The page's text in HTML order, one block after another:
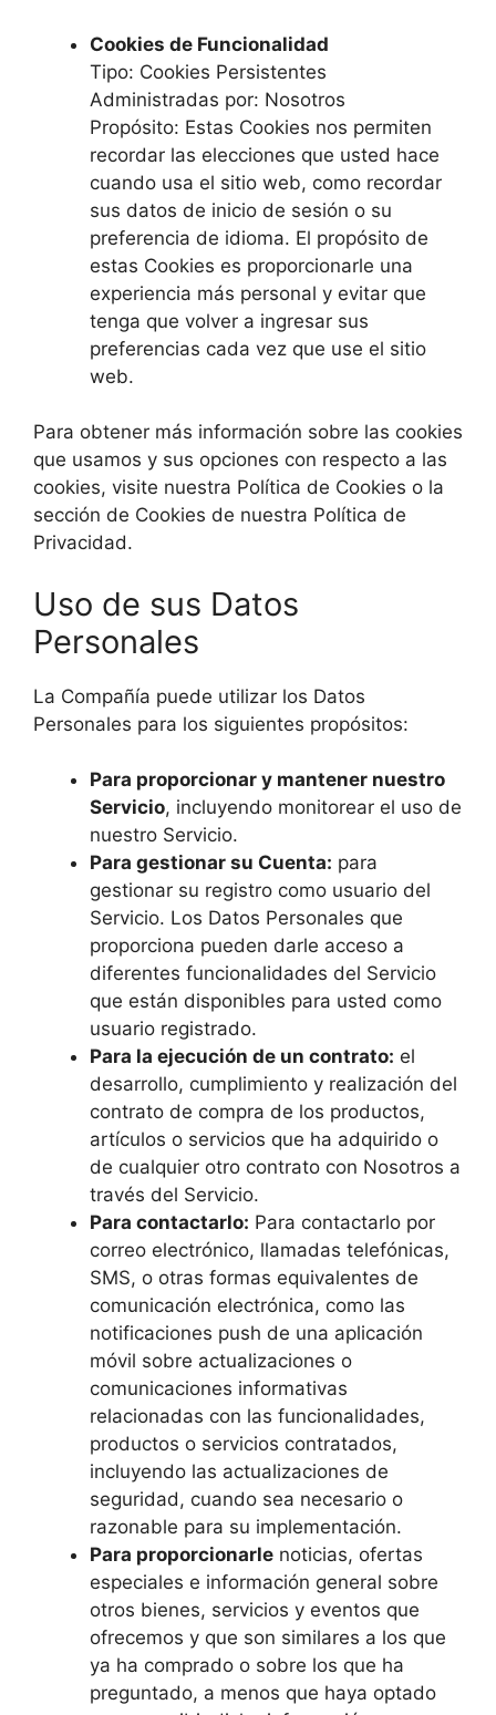
Cookies de Funcionalidad
Tipo: Cookies Persistentes
Administradas por: Nosotros
Propósito: Estas Cookies nos permiten
recordar las elecciones que usted hace
cuando usa el sitio web, como recordar
sus datos de inicio de sesión o su
preferencia de idioma. El propósito de
estas Cookies es proporcionarle una
experiencia más personal y evitar que
tenga que volver a ingresar sus
preferencias cada vez que use el sitio
web.
Para obtener más información sobre las cookies
que usamos y sus opciones con respecto a las
cookies, visite nuestra Política de Cookies o la
sección de Cookies de nuestra Política de
Privacidad.
Uso de sus Datos
Personales
La Compañía puede utilizar los Datos
Personales para los siguientes propósitos:
Para proporcionar y mantener nuestro
Servicio, incluyendo monitorear el uso de
nuestro Servicio.
Para gestionar su Cuenta: para
gestionar su registro como usuario del
Servicio. Los Datos Personales que
proporciona pueden darle acceso a
diferentes funcionalidades del Servicio
que están disponibles para usted como
usuario registrado.
Para la ejecución de un contrato: el
desarrollo, cumplimiento y realización del
contrato de compra de los productos,
artículos o servicios que ha adquirido o
de cualquier otro contrato con Nosotros a
través del Servicio.
Para contactarlo: Para contactarlo por
correo electrónico, llamadas telefónicas,
SMS, o otras formas equivalentes de
comunicación electrónica, como las
notificaciones push de una aplicación
móvil sobre actualizaciones o
comunicaciones informativas
relacionadas con las funcionalidades,
productos o servicios contratados,
incluyendo las actualizaciones de
seguridad, cuando sea necesario o
razonable para su implementación.
Para proporcionarle noticias, ofertas
especiales e información general sobre
otros bienes, servicios y eventos que
ofrecemos y que son similares a los que
ya ha comprado o sobre los que ha
preguntado, a menos que haya optado